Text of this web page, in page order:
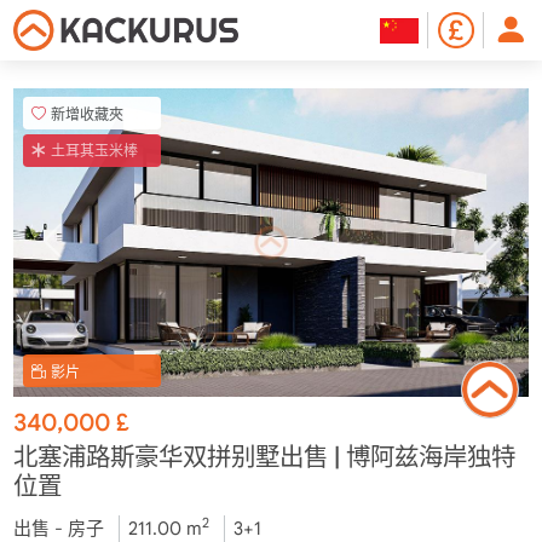
新增收藏夾
土耳其玉米棒
影片
340,000£
北塞浦路斯豪华双拼别墅出售 | 博阿兹海岸独特
位置
出售 - 房子 211.00 m2 3+1